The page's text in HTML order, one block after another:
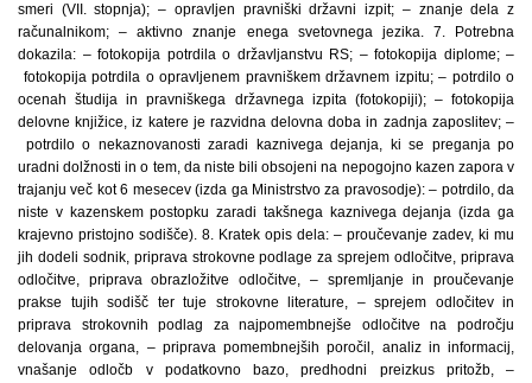
smeri (VII. stopnja); – opravljen pravniški državni izpit; – znanje dela z
računalnikom; – aktivno znanje enega svetovnega jezika. 7. Potrebna
dokazila: – fotokopija potrdila o državljanstvu RS; – fotokopija diplome; –
fotokopija potrdila o opravljenem pravniškem državnem izpitu; – potrdilo o
ocenah študija in pravniškega državnega izpita (fotokopiji); – fotokopija
delovne knjižice, iz katere je razvidna delovna doba in zadnja zaposlitev; –
potrdilo o nekaznovanosti zaradi kaznivega dejanja, ki se preganja po
uradni dolžnosti in o tem, da niste bili obsojeni na nepogojno kazen zapora v
trajanju več kot 6 mesecev (izda ga Ministrstvo za pravosodje): – potrdilo, da
niste v kazenskem postopku zaradi takšnega kaznivega dejanja (izda ga
krajevno pristojno sodišče). 8. Kratek opis dela: – proučevanje zadev, ki mu
jih dodeli sodnik, priprava strokovne podlage za sprejem odločitve, priprava
odločitve, priprava obrazložitve odločitve, – spremljanje in proučevanje
prakse tujih sodišč ter tuje strokovne literature, – sprejem odločitev in
priprava strokovnih podlag za najpomembnejše odločitve na področju
delovanja organa, – priprava pomembnejših poročil, analiz in informacij,
vnašanje odločb v podatkovno bazo, predhodni preizkus pritožb, –